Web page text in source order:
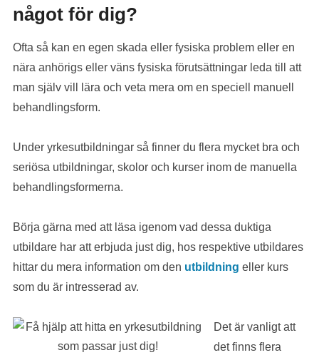
något för dig?
Ofta så kan en egen skada eller fysiska problem eller en
nära anhörigs eller väns fysiska förutsättningar leda till att
man själv vill lära och veta mera om en speciell manuell
behandlingsform.
Under yrkesutbildningar så finner du flera mycket bra och
seriösa utbildningar, skolor och kurser inom de manuella
behandlingsformerna.
Börja gärna med att läsa igenom vad dessa duktiga
utbildare har att erbjuda just dig, hos respektive utbildares
hittar du mera information om den utbildning eller kurs
som du är intresserad av.
Det är vanligt att
det finns flera